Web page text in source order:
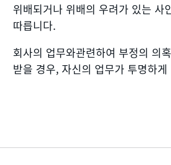
위배되거나 위배의 우려가 있는 사
따릅니다.
회사의 업무와관련하여 부정의 의
받을 경우, 자신의 업무가 투명하